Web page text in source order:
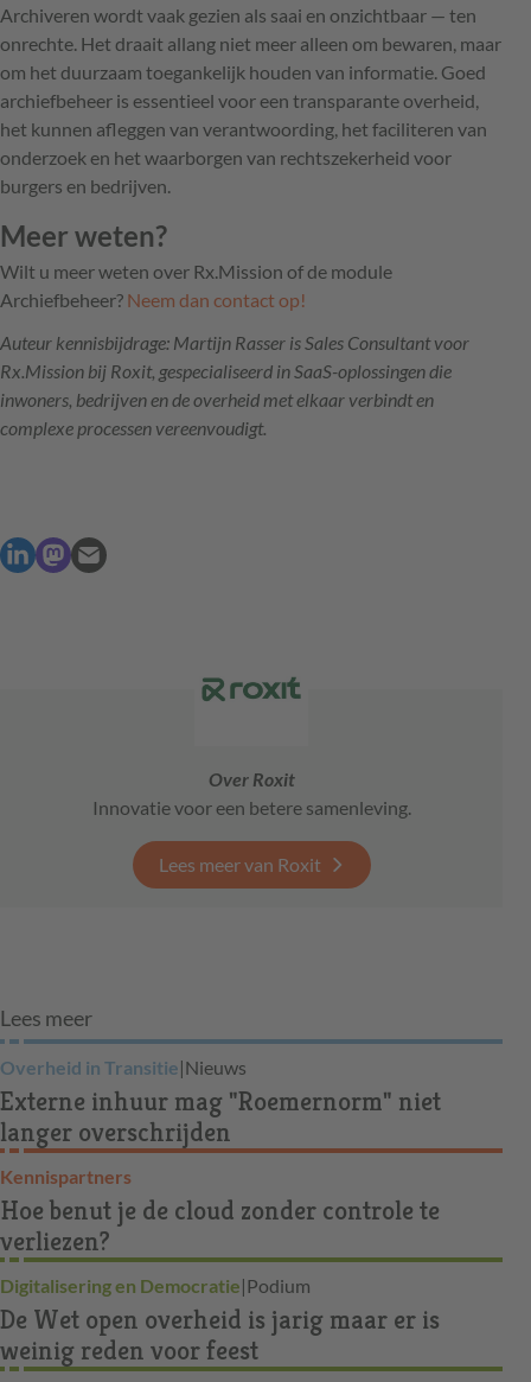
Archiveren wordt vaak gezien als saai en onzichtbaar — ten
onrechte. Het draait allang niet meer alleen om bewaren, maar
om het duurzaam toegankelijk houden van informatie. Goed
archiefbeheer is essentieel voor een transparante overheid,
het kunnen afleggen van verantwoording, het faciliteren van
onderzoek en het waarborgen van rechtszekerheid voor
burgers en bedrijven.
Meer weten?
Wilt u meer weten over Rx.Mission of de module
Archiefbeheer? Neem dan contact op!
Auteur kennisbijdrage: Martijn Rasser is Sales Consultant voor
Rx.Mission bij Roxit, gespecialiseerd in SaaS-oplossingen die
inwoners, bedrijven en de overheid met elkaar verbindt en
complexe processen vereenvoudigt.
Over Roxit
Innovatie voor een betere samenleving.
Lees meer van Roxit
Lees meer
Overheid in Transitie|Nieuws
Externe inhuur mag "Roemernorm" niet
langer overschrijden
Kennispartners
Hoe benut je de cloud zonder controle te
verliezen?
Digitalisering en Democratie|Podium
De Wet open overheid is jarig maar er is
weinig reden voor feest